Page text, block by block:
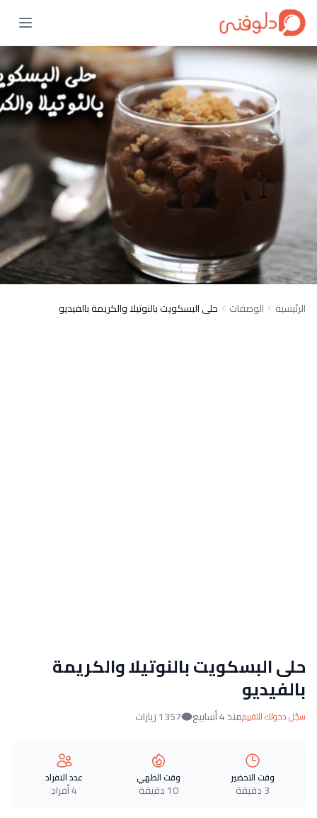
الرئيسية الوصفات حلى البسكويت بالنوتيلا والكريمة بالفيديو
حلى البسكويت بالنوتيلا والكريمة
بالفيديو
سجّل دخولك للتقييممنذ 4 أسابيع 1357 زيارات
وقت التحضير
3 دقيقة
وقت الطهي
10 دقيقة
عدد الافراد
4 أفراد